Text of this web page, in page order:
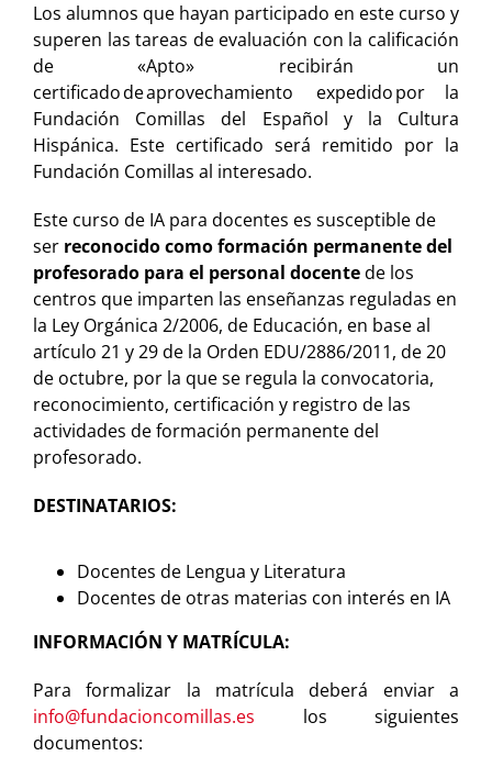
Los alumnos que hayan participado en este curso y
superen las tareas de evaluación con la calificación
de «Apto» recibirán un
certificado de aprovechamiento expedido por la
Fundación Comillas del Español y la Cultura
Hispánica. Este certificado será remitido por la
Fundación Comillas al interesado.
Este curso de IA para docentes es susceptible de
ser reconocido como formación permanente del
profesorado para el personal docentede los
centros que imparten las enseñanzas reguladas en
la Ley Orgánica 2/2006, de Educación, en base al
artículo 21 y 29 de la Orden EDU/2886/2011, de 20
de octubre, por la que se regula la convocatoria,
reconocimiento, certificación y registro de las
actividades de formación permanente del
profesorado.
DESTINATARIOS:
Docentes de Lengua y Literatura
Docentes de otras materias con interés en IA
INFORMACIÓN Y MATRÍCULA:
Para formalizar la matrícula deberá enviar a
info@fundacioncomillas.es los siguientes
documentos: